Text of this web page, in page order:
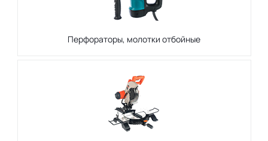
Перфораторы, молотки отбойные